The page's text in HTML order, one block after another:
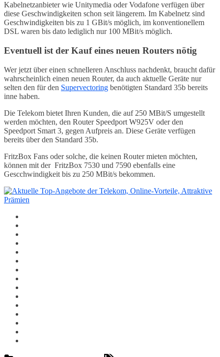
Kabelnetzanbieter wie Unitymedia oder Vodafone verfügen über
diese Geschwindigkeiten schon seit längerem. Im Kabelnetz sind
Geschwindigkeiten bis zu 1 GBit/s möglich, im konventionellem
DSL waren bis dato lediglich nur 100 MBit/s möglich.
Eventuell ist der Kauf eines neuen Routers nötig
Wer jetzt über einen schnelleren Anschluss nachdenkt, braucht dafür
wahrscheinlich einen neuen Router, da auch aktuelle Geräte nur
selten den für den Supervectoring benötigten Standard 35b bereits
inne haben.
Die Telekom bietet Ihren Kunden, die auf 250 MBit/S umgestellt
werden möchten, den Router Speedport W925V oder den
Speedport Smart 3, gegen Aufpreis an. Diese Geräte verfügen
bereits über den Standard 35b.
FritzBox Fans oder solche, die keinen Router mieten möchten,
können mit der FritzBox 7530 und 7590 ebenfalls eine
Gescchwindigkeit bis zu 250 MBit/s bekommen.